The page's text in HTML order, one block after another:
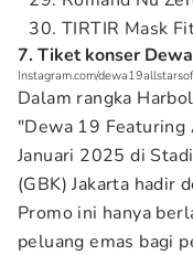
TIRTIR Mask
7. Tiket konser
Instagram.com/
Dalam rangka
"Dewa 19
Januari 2025 di
(GBK) Jakarta hadir
Promo ini hanya
peluang emas bagi